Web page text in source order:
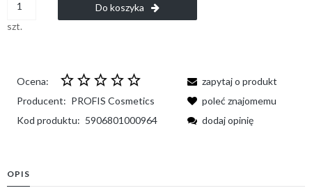
szt.
Do koszyka
Ocena:
Producent: PROFIS Cosmetics
Kod produktu: 5906801000964
zapytaj o produkt
poleć znajomemu
dodaj opinię
OPIS